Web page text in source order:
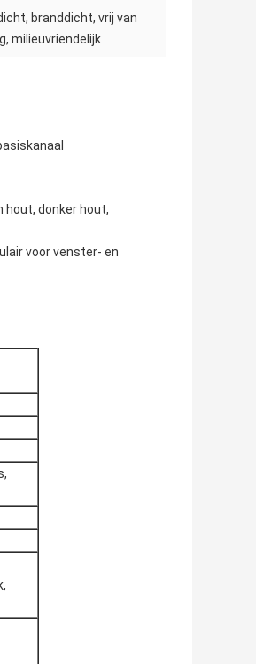
branddicht, vrij van
milieuvriendelijk
hout, donker hout,
voor venster- en